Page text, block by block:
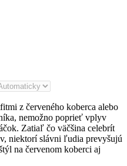
z červeného koberca alebo
nemožno poprieť vplyv
Zatiaľ čo väčšina celebrít
niektorí slávni ľudia prevyšujú
na červenom koberci aj